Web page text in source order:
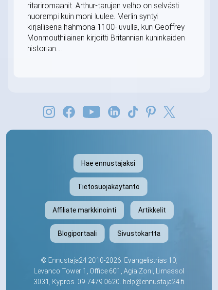
ritariromaanit. Arthur-tarujen velho on selvästi
nuorempi kuin moni luulee. Merlin syntyi
kirjallisena hahmona 1100-luvulla, kun Geoffrey
Monmouthilainen kirjoitti Britannian kuninkaiden
historian....
Hae ennustajaksi
Tietosuojakäytäntö
Affiliate markkinointi Artikkelit
Blogiportaali Sivustokartta
© Ennustaja242010-2026. Evangelistrias 10,
Levanco Tower 1, Office 601, Agia Zoni, Limassol
3031, Kypros. 09-7479 0620 help@ennustaja24.fi